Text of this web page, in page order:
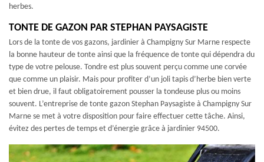
herbes.
TONTE DE GAZON PAR STEPHAN PAYSAGISTE
Lors de la tonte de vos gazons, jardinier à Champigny Sur Marne respecte
la bonne hauteur de tonte ainsi que la fréquence de tonte qui dépendra du
type de votre pelouse. Tondre est plus souvent perçu comme une corvée
que comme un plaisir. Mais pour profiter d’un joli tapis d’herbe bien verte
et bien drue, il faut obligatoirement pousser la tondeuse plus ou moins
souvent. L’entreprise de tonte gazon Stephan Paysagiste à Champigny Sur
Marne se met à votre disposition pour faire effectuer cette tâche. Ainsi,
évitez des pertes de temps et d’énergie grâce à jardinier 94500.